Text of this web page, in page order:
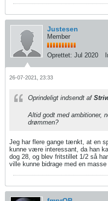
Justesen
Member
Oprettet: Jul 2020
26-07-2021, 23:33
Oprindeligt indsendt af
Altid godt med ambitioner,
drømmen?
Jeg har flere gange tænkt, at en
kunne være interessant, da han
dog 28, og blev fritstillet 1/2 så
ville kunne bidrage med en